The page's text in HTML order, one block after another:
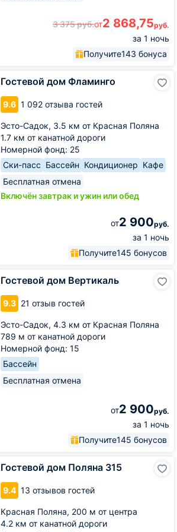
3 375руб.от2 868,75руб.
за 1 ночь
Получите143 бонуса
Гостевой дом Фламинго
9.6 1 092 отзыва гостей
Эсто-Садок, 3.5 км от Красная Поляна
1.7 км от канатной дороги
Номерной фонд: 25
Ски-пасс Бассейн Кондиционер Кафе
Бесплатная отмена
Включён завтрак и ужин или обед
от2 900руб.
за 1 ночь
Получите145 бонусов
Гостевой дом Вертикаль
9.3 21 отзыв гостей
Эсто-Садок, 4.3 км от Красная Поляна
789 м от канатной дороги
Номерной фонд: 15
Бассейн
Бесплатная отмена
от2 900руб.
за 1 ночь
Получите145 бонусов
Гостевой дом Поляна 315
9.4 13 отзывов гостей
Красная Поляна, 200 м от центра
4.2 км от канатной дороги